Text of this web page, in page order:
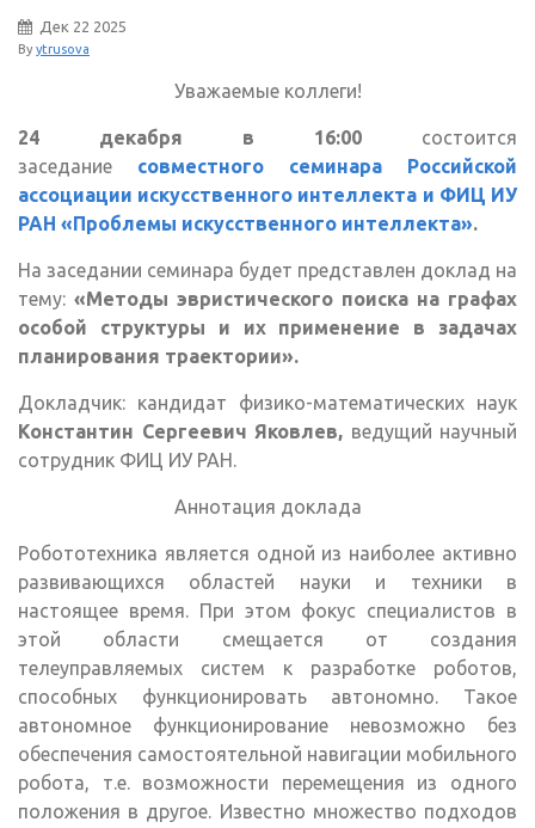
Дек 22 2025
By ytrusova
Уважаемые коллеги!
24 декабря в 16:00 состоится
заседание совместного семинара Российской
ассоциации искусственного интеллекта и ФИЦ ИУ
РАН «Проблемы искусственного интеллекта».
На заседании семинара будет представлен доклад на
тему: «Методы эвристического поиска на графах
особой структуры и их применение в задачах
планирования траектории».
Докладчик: кандидат физико-математических наук
Константин Сергеевич Яковлев, ведущий научный
сотрудник ФИЦ ИУ РАН.
Аннотация доклада
Робототехника является одной из наиболее активно
развивающихся областей науки и техники в
настоящее время. При этом фокус специалистов в
этой области смещается от создания
телеуправляемых систем к разработке роботов,
способных функционировать автономно. Такое
автономное функционирование невозможно без
обеспечения самостоятельной навигации мобильного
робота, т.е. возможности перемещения из одного
положения в другое. Известно множество подходов